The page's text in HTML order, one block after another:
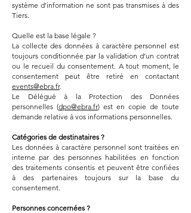
système d’information ne sont pas transmises à des
Tiers.
Quelle est la base légale ?
La collecte des données à caractère personnel est
toujours conditionnée par la validation d’un contrat
ou le recueil du consentement. A tout moment, le
consentement peut être retiré en contactant
events@ebra.fr.
Le Délégué à la Protection des Données
personnelles (dpo@ebra.fr) est en copie de toute
demande relative à vos informations personnelles.
Catégories de destinataires ?
Les données à caractère personnel sont traitées en
interne par des personnes habilitées en fonction
des traitements consentis et peuvent être confiées
à des partenaires toujours sur la base du
consentement.
Personnes concernées ?